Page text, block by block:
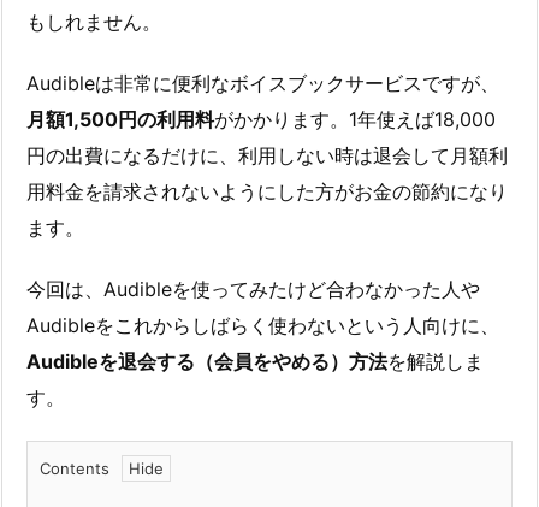
もしれません。
Audibleは非常に便利なボイスブックサービスですが、
月額1,500円の利用料がかかります。1年使えば18,000
円の出費になるだけに、利用しない時は退会して月額利
用料金を請求されないようにした方がお金の節約になり
ます。
今回は、Audibleを使ってみたけど合わなかった人や
Audibleをこれからしばらく使わないという人向けに、
Audibleを退会する（会員をやめる）方法を解説しま
す。
Contents